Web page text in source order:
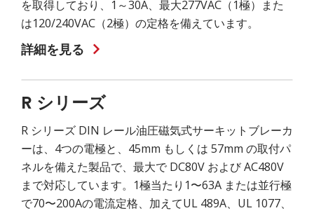
を取得しており、1～30A、最大277VAC（1極）また
は120/240VAC（2極）の定格を備えています。
詳細を見る
R シリーズ
R シリーズ DIN レール油圧磁気式サーキットブレーカ
ーは、4つの電極と、45mm もしくは 57mm の取付パ
ネルを備えた製品で、最大で DC80V および AC480V
まで対応しています。1極当たり1〜63A または並行極
で70〜200Aの電流定格、加えてUL 489A、UL 1077、